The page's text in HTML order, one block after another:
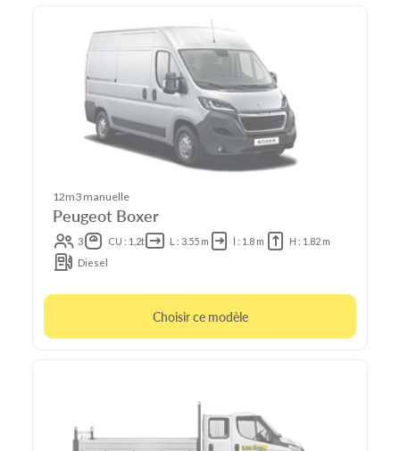
12m3 manuelle
Peugeot Boxer
3 CU : 1,2t L : 3.55 m l : 1.8 m
H : 1.82 m
Diesel
Choisir ce modèle